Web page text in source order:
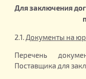
Для заключения
2.1.Документы на
Перечень
Поставщика для